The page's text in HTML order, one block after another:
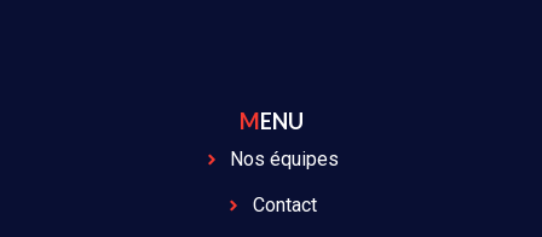
MENU
Nos équipes
Contact